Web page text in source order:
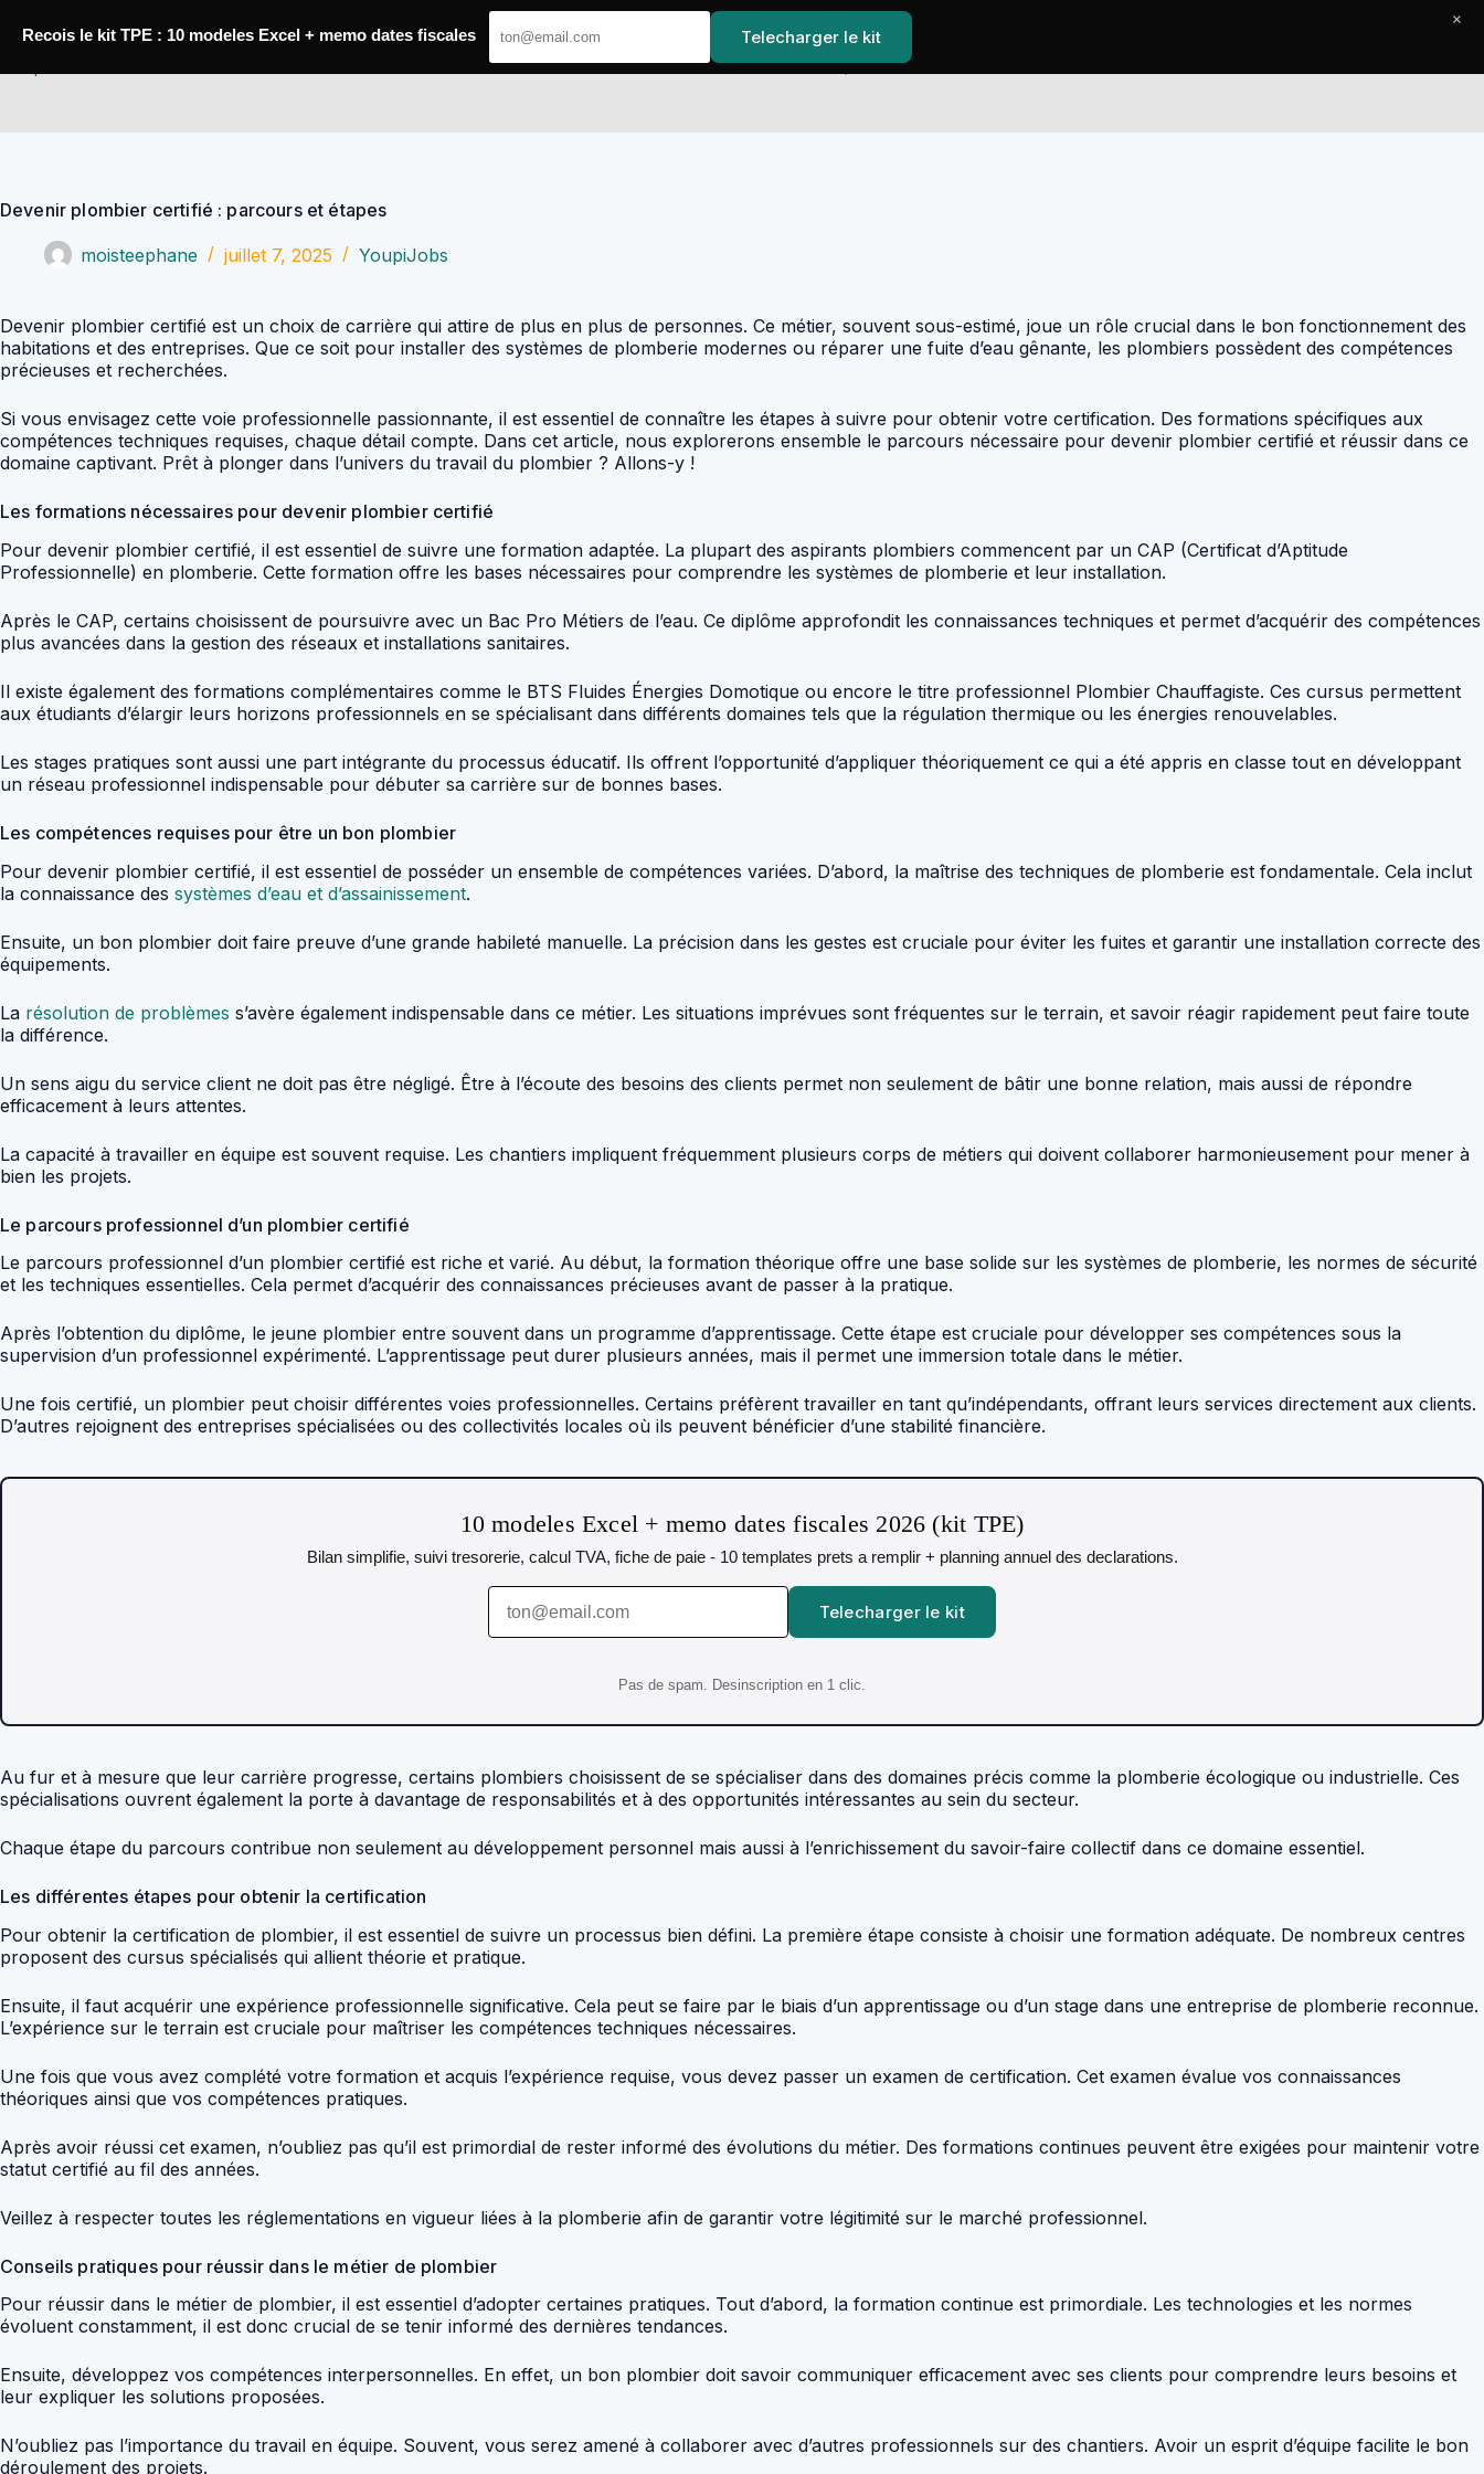
Devenir plombier certifié : parcours et étapes
moisteephane juillet 7, 2025 YoupiJobs
Devenir plombier certifié est un choix de carrière qui attire de plus en plus de personnes. Ce métier, souvent sous-estimé, joue un rôle crucial dans le bon fonctionnement des
habitations et des entreprises. Que ce soit pour installer des systèmes de plomberie modernes ou réparer une fuite d’eau gênante, les plombiers possèdent des compétences
précieuses et recherchées.
Si vous envisagez cette voie professionnelle passionnante, il est essentiel de connaître les étapes à suivre pour obtenir votre certification. Des formations spécifiques aux
compétences techniques requises, chaque détail compte. Dans cet article, nous explorerons ensemble le parcours nécessaire pour devenir plombier certifié et réussir dans ce
domaine captivant. Prêt à plonger dans l’univers du travail du plombier ? Allons-y !
Les formations nécessaires pour devenir plombier certifié
Pour devenir plombier certifié, il est essentiel de suivre une formation adaptée. La plupart des aspirants plombiers commencent par un CAP (Certificat d’Aptitude
Professionnelle) en plomberie. Cette formation offre les bases nécessaires pour comprendre les systèmes de plomberie et leur installation.
Après le CAP, certains choisissent de poursuivre avec un Bac Pro Métiers de l’eau. Ce diplôme approfondit les connaissances techniques et permet d’acquérir des compétences
plus avancées dans la gestion des réseaux et installations sanitaires.
Il existe également des formations complémentaires comme le BTS Fluides Énergies Domotique ou encore le titre professionnel Plombier Chauffagiste. Ces cursus permettent
aux étudiants d’élargir leurs horizons professionnels en se spécialisant dans différents domaines tels que la régulation thermique ou les énergies renouvelables.
Les stages pratiques sont aussi une part intégrante du processus éducatif. Ils offrent l’opportunité d’appliquer théoriquement ce qui a été appris en classe tout en développant
un réseau professionnel indispensable pour débuter sa carrière sur de bonnes bases.
Les compétences requises pour être un bon plombier
Pour devenir plombier certifié, il est essentiel de posséder un ensemble de compétences variées. D’abord, la maîtrise des techniques de plomberie est fondamentale. Cela inclut
la connaissance des systèmes d’eau et d’assainissement.
Ensuite, un bon plombier doit faire preuve d’une grande habileté manuelle. La précision dans les gestes est cruciale pour éviter les fuites et garantir une installation correcte des
équipements.
La résolution de problèmes s’avère également indispensable dans ce métier. Les situations imprévues sont fréquentes sur le terrain, et savoir réagir rapidement peut faire toute
la différence.
Un sens aigu du service client ne doit pas être négligé. Être à l’écoute des besoins des clients permet non seulement de bâtir une bonne relation, mais aussi de répondre
efficacement à leurs attentes.
La capacité à travailler en équipe est souvent requise. Les chantiers impliquent fréquemment plusieurs corps de métiers qui doivent collaborer harmonieusement pour mener à
bien les projets.
Le parcours professionnel d’un plombier certifié
Le parcours professionnel d’un plombier certifié est riche et varié. Au début, la formation théorique offre une base solide sur les systèmes de plomberie, les normes de sécurité
et les techniques essentielles. Cela permet d’acquérir des connaissances précieuses avant de passer à la pratique.
Après l’obtention du diplôme, le jeune plombier entre souvent dans un programme d’apprentissage. Cette étape est cruciale pour développer ses compétences sous la
supervision d’un professionnel expérimenté. L’apprentissage peut durer plusieurs années, mais il permet une immersion totale dans le métier.
Une fois certifié, un plombier peut choisir différentes voies professionnelles. Certains préfèrent travailler en tant qu’indépendants, offrant leurs services directement aux clients.
D’autres rejoignent des entreprises spécialisées ou des collectivités locales où ils peuvent bénéficier d’une stabilité financière.
10 modeles Excel + memo dates fiscales 2026 (kit TPE)
Bilan simplifie, suivi tresorerie, calcul TVA, fiche de paie - 10 templates prets a remplir + planning annuel des declarations.
Telecharger le kit
Pas de spam. Desinscription en 1 clic.
Au fur et à mesure que leur carrière progresse, certains plombiers choisissent de se spécialiser dans des domaines précis comme la plomberie écologique ou industrielle. Ces
spécialisations ouvrent également la porte à davantage de responsabilités et à des opportunités intéressantes au sein du secteur.
Chaque étape du parcours contribue non seulement au développement personnel mais aussi à l’enrichissement du savoir-faire collectif dans ce domaine essentiel.
Les différentes étapes pour obtenir la certification
Pour obtenir la certification de plombier, il est essentiel de suivre un processus bien défini. La première étape consiste à choisir une formation adéquate. De nombreux centres
proposent des cursus spécialisés qui allient théorie et pratique.
Ensuite, il faut acquérir une expérience professionnelle significative. Cela peut se faire par le biais d’un apprentissage ou d’un stage dans une entreprise de plomberie reconnue.
L’expérience sur le terrain est cruciale pour maîtriser les compétences techniques nécessaires.
Une fois que vous avez complété votre formation et acquis l’expérience requise, vous devez passer un examen de certification. Cet examen évalue vos connaissances
théoriques ainsi que vos compétences pratiques.
Après avoir réussi cet examen, n’oubliez pas qu’il est primordial de rester informé des évolutions du métier. Des formations continues peuvent être exigées pour maintenir votre
statut certifié au fil des années.
Veillez à respecter toutes les réglementations en vigueur liées à la plomberie afin de garantir votre légitimité sur le marché professionnel.
Conseils pratiques pour réussir dans le métier de plombier
Pour réussir dans le métier de plombier, il est essentiel d’adopter certaines pratiques. Tout d’abord, la formation continue est primordiale. Les technologies et les normes
évoluent constamment, il est donc crucial de se tenir informé des dernières tendances.
Ensuite, développez vos compétences interpersonnelles. En effet, un bon plombier doit savoir communiquer efficacement avec ses clients pour comprendre leurs besoins et
leur expliquer les solutions proposées.
N’oubliez pas l’importance du travail en équipe. Souvent, vous serez amené à collaborer avec d’autres professionnels sur des chantiers. Avoir un esprit d’équipe facilite le bon
déroulement des projets.
Recois le kit TPE : 10 modeles Excel + memo dates fiscales Telecharger le kit
×